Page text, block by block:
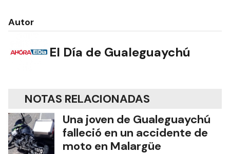
Autor
El Día de Gualeguaychú
NOTAS RELACIONADAS
Una joven de Gualeguaychú
falleció en un accidente de
moto en Malargüe